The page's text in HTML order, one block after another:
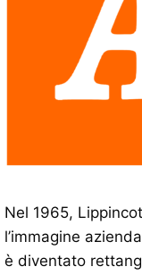
Nel 1965,
l’immagine
è diventato